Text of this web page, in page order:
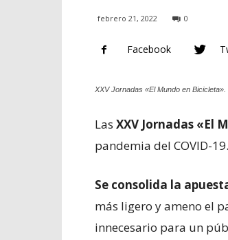
febrero 21, 2022 0
Facebook
XXV Jornadas «El Mundo en Bicicleta».
Las XXV Jornadas «El
pandemia del COVID-19.
Se consolida la
más ligero y ameno el
innecesario para un